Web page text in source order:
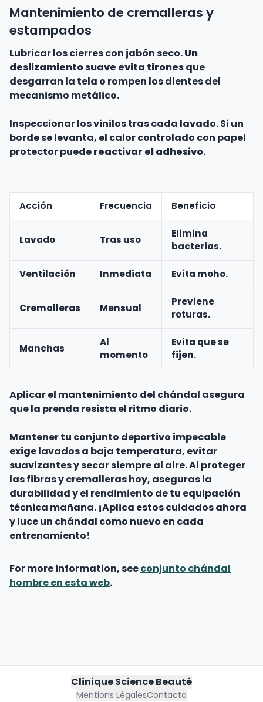
Mantenimiento de cremalleras y
estampados
Lubricar los cierres con jabón seco.Un
deslizamiento suave evita tironesque
desgarran la tela o rompen los dientes del
mecanismo metálico.
Inspeccionar los vinilos tras cada lavado. Si un
borde se levanta, el calor controlado con papel
protector puedereactivar el adhesivo.
Acción Frecuencia Beneficio
Lavado Tras uso
Elimina
bacterias.
Ventilación Inmediata Evita moho.
Cremalleras Mensual
Previene
roturas.
Manchas
Al
momento
Evita que se
fijen.
Aplicar el mantenimiento del chándal asegura
que la prenda resista el ritmo diario.
Mantener tu conjunto deportivo impecable
exige lavados a baja temperatura, evitar
suavizantes y secar siempre al aire. Al proteger
las fibras y cremalleras hoy, aseguras la
durabilidad y el rendimiento de tu equipación
técnica mañana. ¡Aplica estos cuidados ahora
y luce un chándal como nuevo en cada
entrenamiento!
For more information, seeconjunto chándal
hombre en esta web.
Clinique Science Beauté
Mentions LégalesContacto